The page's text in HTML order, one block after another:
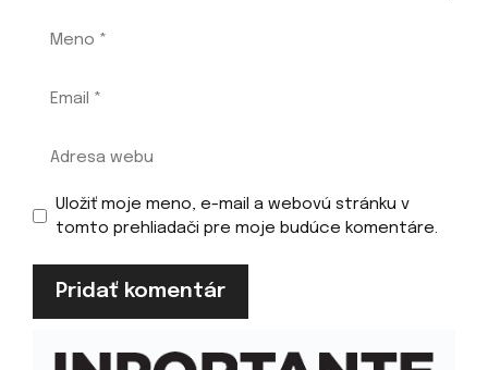
Uložiť moje meno, e-mail a webovú stránku v
tomto prehliadači pre moje budúce komentáre.